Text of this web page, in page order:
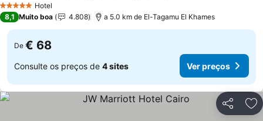
5 Estrelas Hotel
8,1 Muito boa 4.808 a 5.0 km de El-Tagamu El Khames
De € 68
Consulte os preços de 4 sites Ver preços
Partilhar